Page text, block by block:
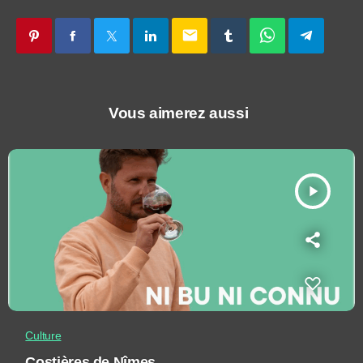
email
Vous aimerez aussi
play_arrow
Culture